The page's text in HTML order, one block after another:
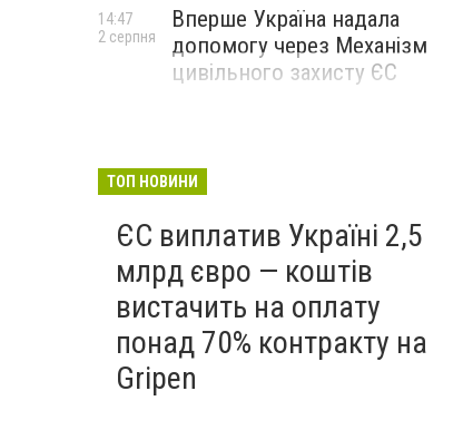
Вперше Україна надала
допомогу через Механізм
цивільного захисту ЄС
14:47
2 серпня
ТОП НОВИНИ
ЄС виплатив Україні 2,5
млрд євро — коштів
вистачить на оплату
понад 70% контракту на
Gripen